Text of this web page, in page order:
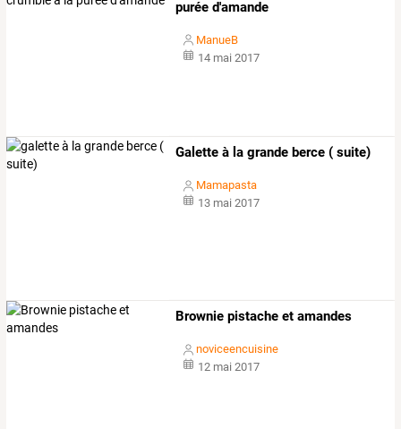
purée d'amande
ManueB
14 mai 2017
Galette à la grande berce ( suite)
Mamapasta
13 mai 2017
Brownie pistache et amandes
noviceencuisine
12 mai 2017